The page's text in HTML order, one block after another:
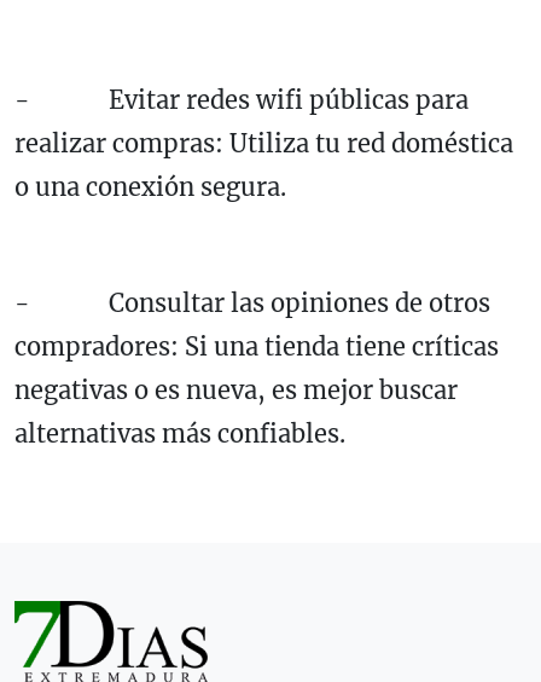
- Evitar redes wifi públicas para
realizar compras: Utiliza tu red doméstica
o una conexión segura.
- Consultar las opiniones de otros
compradores: Si una tienda tiene críticas
negativas o es nueva, es mejor buscar
alternativas más confiables.